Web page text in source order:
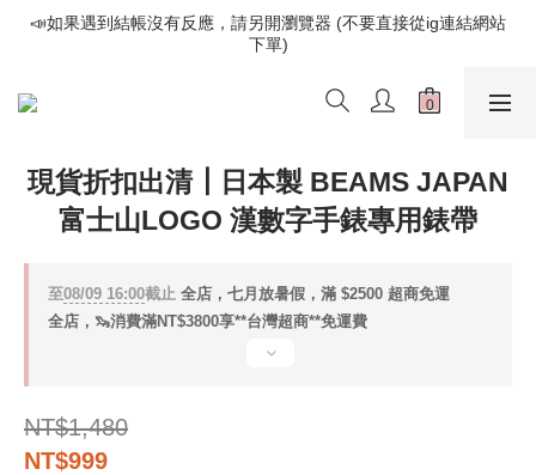
📣如果遇到結帳沒有反應，請另開瀏覽器 (不要直接從ig連結網站
下單)
📣如果遇到結帳沒有反應，請另開瀏覽器 (不要直接從ig連結網站
下單)
歡迎光臨૮⍝• ᴥ •⍝ა 新品請追蹤官方INSTAGRAM
下單)
現貨折扣出清┃日本製 BEAMS JAPAN
富士山LOGO 漢數字手錶專用錶帶
至08/09 16:00截止 全店，七月放暑假，滿 $2500 超商免運
全店，🦦消費滿NT$3800享**台灣超商**免運費
NT$1,480
NT$999